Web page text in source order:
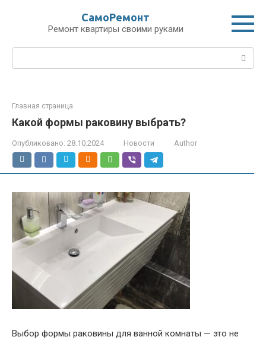
СамоРемонт
Ремонт квартиры своими руками
Поиск:
Главная страница
Какой формы раковину выбрать?
Опубликовано: 28.10.2024 Новости Author
Выбор формы раковины для ванной комнаты — это не